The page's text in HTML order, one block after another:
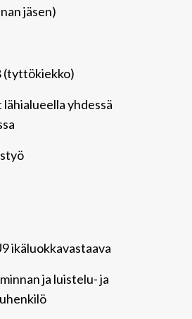
jäsen)
(tyttökiekko)
yhdessä
ikäluokkavastaava
ja luistelu- ja